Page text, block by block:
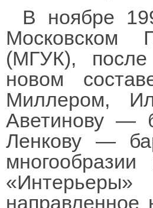
В ноябре
Московском
(МГУК), после
новом
Миллером,
Аветинову —
Ленкову —
направленное